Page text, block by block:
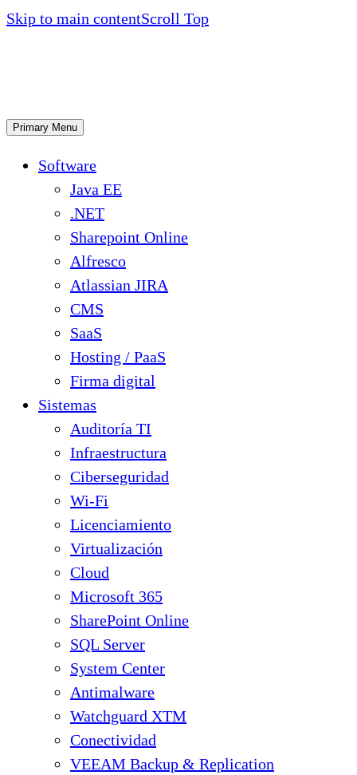
Skip to main contentScroll Top
Primary Menu
Software
Java EE
.NET
Sharepoint Online
Alfresco
Atlassian JIRA
CMS
SaaS
Hosting / PaaS
Firma digital
Sistemas
Auditoría TI
Infraestructura
Ciberseguridad
Wi-Fi
Licenciamiento
Virtualización
Cloud
Microsoft 365
SharePoint Online
SQL Server
System Center
Antimalware
Watchguard XTM
Conectividad
VEEAM Backup & Replication